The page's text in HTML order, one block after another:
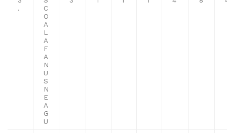
.
C
O
A
L
A
F
A
N
U
S
N
E
A
G
U